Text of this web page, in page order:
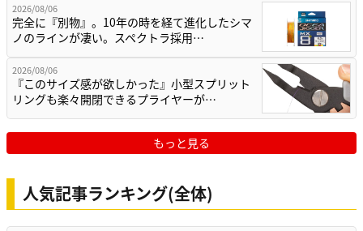
2026/08/06
完全に『別物』。10年の時を経て進化したシマ
ノのラインが凄い。スペクトラ採用…
2026/08/06
『このサイズ感が欲しかった』小型スプリット
リングも楽々開閉できるプライヤーが…
もっと見る
人気記事ランキング(全体)